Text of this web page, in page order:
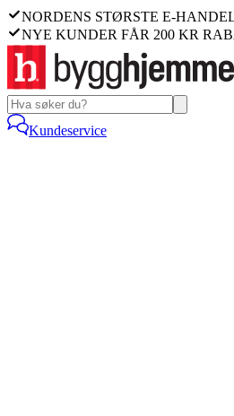
NORDENS STØRSTE E-
NYE KUNDER FÅR 200 KR
Kundeservice